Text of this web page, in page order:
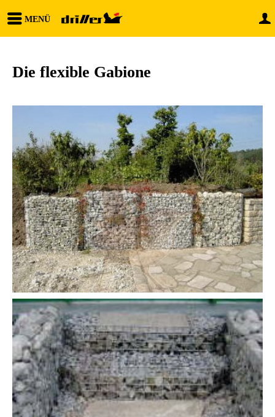
MENÜ
Die flexible Gabione